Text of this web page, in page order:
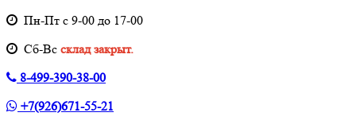
Пн-Пт с 9-00 до 17-00
Cб-Вс склад закрыт.
8-499-390-38-00
+7(926)671-55-21